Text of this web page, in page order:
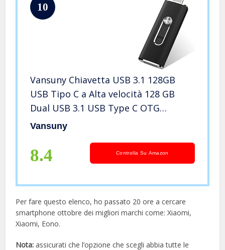
10
Vansuny Chiavetta USB 3.1 128GB
USB Tipo C a Alta velocità 128 GB
Dual USB 3.1 USB Type C OTG
Pendrive USB Memoria USB Flash
PC/Tablet/Android Tipo C
Smartphone
Vansuny
8.4 Controlla Su Amazon
Per fare questo elenco, ho passato 20 ore a cercare
smartphone ottobre dei migliori marchi come: Xiaomi,
Xiaomi, Eono.
Nota: assicurati che l’opzione che scegli abbia tutte le